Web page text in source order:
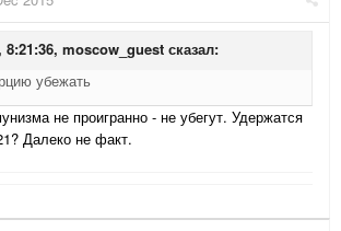
8:21:36, moscow_guest сказал:
убежать
не проигранно - не убегут. Удержатся
Далеко не факт.